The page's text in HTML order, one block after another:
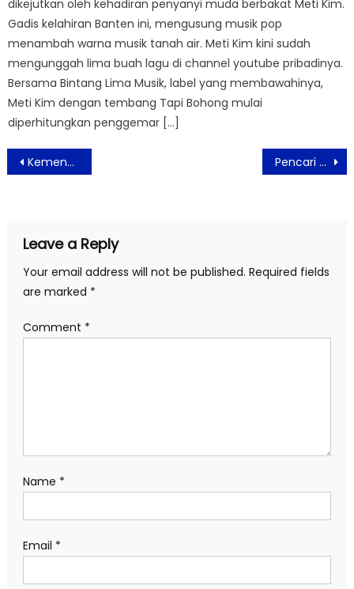
dikejutkan oleh kehadiran penyanyi muda berbakat Meti Kim.
Gadis kelahiran Banten ini, mengusung musik pop
menambah warna musik tanah air. Meti Kim kini sudah
mengunggah lima buah lagu di channel youtube pribadinya.
Bersama Bintang Lima Musik, label yang membawahinya,
Meti Kim dengan tembang Tapi Bohong mulai
diperhitungkan penggemar […]
Post
navigation
Kemenhub Persiapkan Regulasi Untuk Mendukung Keselamatan Pesepeda Pencari Model JFW Selenggarakan Audisi Secara Semi Virtual
Leave a Reply
Your email address will not be published. Required fields
are marked *
Comment *
Name *
Email *